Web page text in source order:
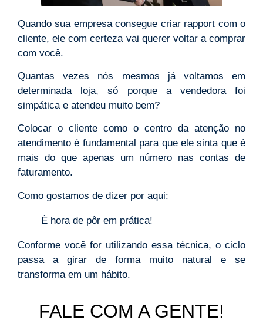
Quando sua empresa consegue criar rapport com o
cliente, ele com certeza vai querer voltar a comprar
com você.
Quantas vezes nós mesmos já voltamos em
determinada loja, só porque a vendedora foi
simpática e atendeu muito bem?
Colocar o cliente como o centro da atenção no
atendimento é fundamental para que ele sinta que é
mais do que apenas um número nas contas de
faturamento.
Como gostamos de dizer por aqui:
É hora de pôr em prática!
Conforme você for utilizando essa técnica, o ciclo
passa a girar de forma muito natural e se
transforma em um hábito.
FALE COM A GENTE!